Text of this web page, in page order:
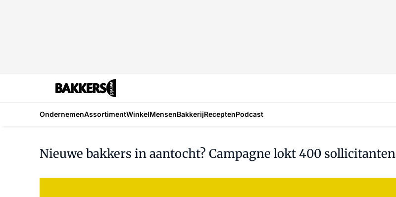
OndernemenAssortimentWinkelMensenBakkerijReceptenPodcast
Nieuwe bakkers in aantocht? Campagne lokt 400 sollicitanten